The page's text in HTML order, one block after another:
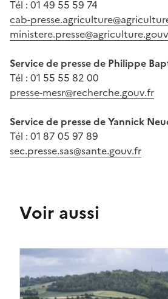
Tél : 01 49 55 59 74
cab-
Service de presse de Philippe
Tél : 01 55 55 82 00
presse-mesr@recherche.gouv.fr
Service de presse de Yannick
Tél : 01 87 05 97 89
sec.presse.sas@sante.gouv.fr
Voir aussi